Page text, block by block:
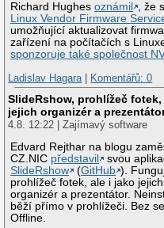
Richard Hughesoznámil
, že
Linux Vendor Firmware
umožňující aktualizovat
zařízení na počítačích s
sponzoruje také společnost
Ladislav Hagara| Komentářů: 0
SlideRshow, prohlížeč fotek,
jejich organizér a
4.8. 12:22 | Zajímavý software
Edvard Rejthar na blogu
CZ.NIC představil
svou
SlideRshow
(GitHub ).
prohlížeč fotek, ale i jako jejich
organizér a prezentátor.
běží přímo v prohlížeči. Bez
Offline.